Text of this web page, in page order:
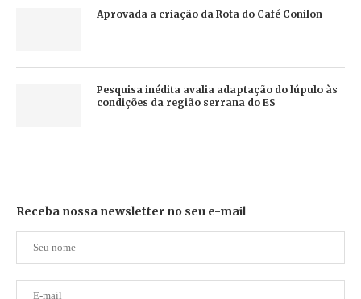
Aprovada a criação da Rota do Café Conilon
Pesquisa inédita avalia adaptação do lúpulo às
condições da região serrana do ES
Receba nossa newsletter no seu e-mail